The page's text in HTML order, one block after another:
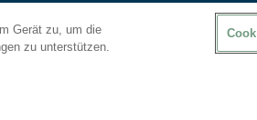
Gerät zu, um die
zu unterstützen.